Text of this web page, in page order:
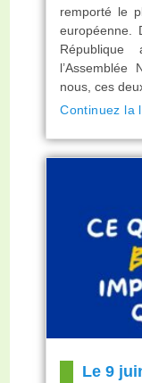
remporté le
européenne.
l’Assemblée
nous, ces
Continuez la
Le 9